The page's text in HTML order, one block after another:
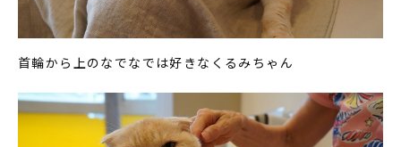
首輪から上のなでなでは好きなくるみちゃん